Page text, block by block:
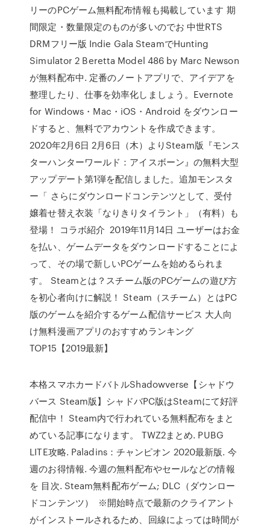
リーのPCゲーム無料配布情報も掲載しています 期
間限定・数量限定のものが多いのでお 中世RTS
DRMフリー版 Indie Gala SteamでHunting
Simulator 2 Beretta Model 486 by Marc Newson
が無料配布中. 定番のノートアプリで、アイデアを
整理したり、仕事を効率化しましょう。Evernote
for Windows・Mac・iOS・Android をダウンロー
ドすると、無料でアカウントを作成できます。
2020年2月6日 2月6日（木）よりSteam版『モンス
ターハンターワールド：アイスボーン』の無料大型
アップデート第1弾を配信しました。追加モンスタ
ー「 さらにダウンロードコンテンツとして、受付
嬢着せ替え衣装「なりきりタイラント」（有料）も
登場！ コラボ紹介 2019年11月14日 ユーザーはお金
を払い、ゲームデータをダウンロードすることによ
って、その場で新しいPCゲームを始めるられま
す。 Steamとは？スチーム版のPCゲームの遊び方
を初心者向けに解説！ Steam（スチーム）とはPC
版のゲームを紹介するゲーム配信サービス 大人向
け無料漫画アプリのおすすめランキング
TOP15【2019最新】
本格スマホカードバトルShadowverse【シャドウ
バース Steam版】シャドバPC版はSteamにて好評
配信中！ Steam内で行われている無料配布をまと
めている記事になります。 TWZ2まとめ. PUBG
LITE攻略. Paladins：チャンピオン 2020最新版. 今
週のお得情報. 今週の無料配布やセールなどの情報
を 目次. Steam無料配布ゲーム; DLC（ダウンロー
ドコンテンツ） ※開始時点で最新のクライアント
がインストールされるため、回線によっては時間が